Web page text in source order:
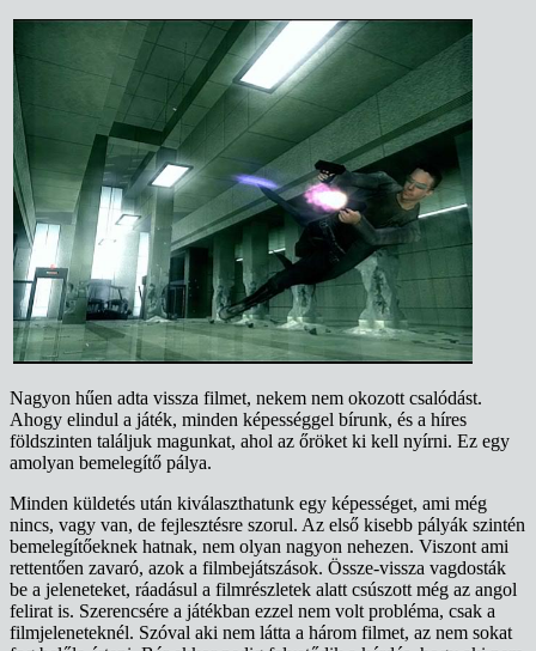
Nagyon hűen adta vissza filmet, nekem nem okozott csalódást.
Ahogy elindul a játék, minden képességgel bírunk, és a híres
földszinten találjuk magunkat, ahol az őröket ki kell nyírni. Ez egy
amolyan bemelegítő pálya.
Minden küldetés után kiválaszthatunk egy képességet, ami még
nincs, vagy van, de fejlesztésre szorul. Az első kisebb pályák szintén
bemelegítőeknek hatnak, nem olyan nagyon nehezen. Viszont ami
rettentően zavaró, azok a filmbejátszások. Össze-vissza vagdosták
be a jeleneteket, ráadásul a filmrészletek alatt csúszott még az angol
felirat is. Szerencsére a játékban ezzel nem volt probléma, csak a
filmjeleneteknél. Szóval aki nem látta a három filmet, az nem sokat